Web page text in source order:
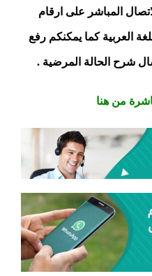
المباشر على ارقام
العربية كما يمكنكم رفع
شرح الحالة المرضية .
من هنا